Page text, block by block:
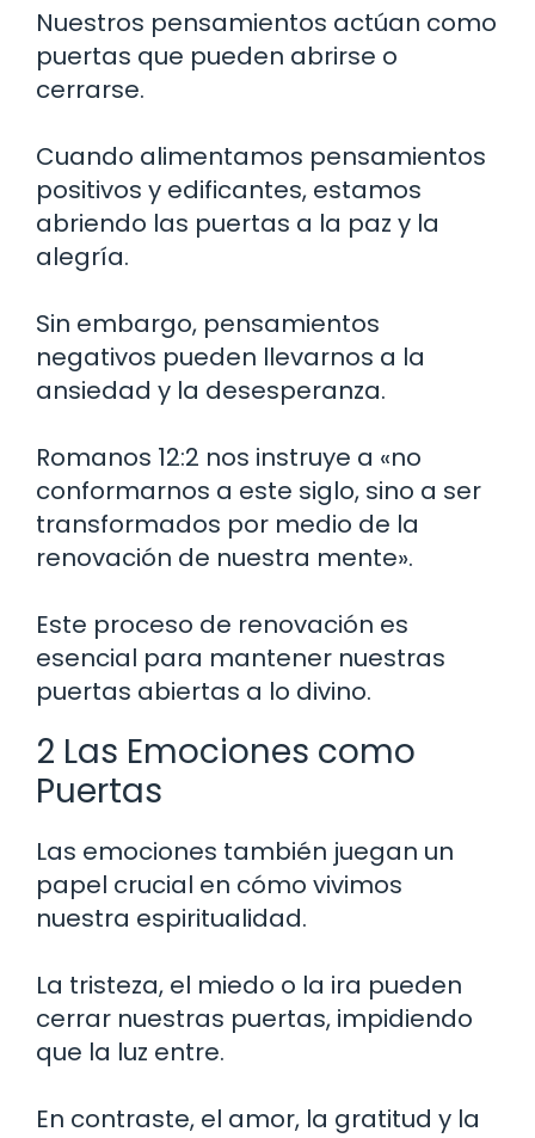
Nuestros pensamientos actúan como
puertas que pueden abrirse o
cerrarse.
Cuando alimentamos pensamientos
positivos y edificantes, estamos
abriendo las puertas a la paz y la
alegría.
Sin embargo, pensamientos
negativos pueden llevarnos a la
ansiedad y la desesperanza.
Romanos 12:2 nos instruye a «no
conformarnos a este siglo, sino a ser
transformados por medio de la
renovación de nuestra mente».
Este proceso de renovación es
esencial para mantener nuestras
puertas abiertas a lo divino.
2 Las Emociones como
Puertas
Las emociones también juegan un
papel crucial en cómo vivimos
nuestra espiritualidad.
La tristeza, el miedo o la ira pueden
cerrar nuestras puertas, impidiendo
que la luz entre.
En contraste, el amor, la gratitud y la